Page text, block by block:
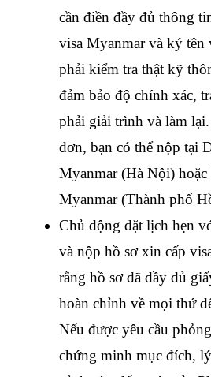
cần điền đầy đủ thông
visa Myanmar và ký tên
phải kiểm tra thật kỹ
đảm bảo độ chính xác,
phải giải trình và làm
đơn, bạn có thể nộp tại
Myanmar (Hà Nội) hoặc
Myanmar (Thành phố
Chủ động đặt lịch hẹn
và nộp hồ sơ xin cấp
rằng hồ sơ đã đầy đủ
hoàn chỉnh về mọi thứ
Nếu được yêu cầu
chứng minh mục đích,